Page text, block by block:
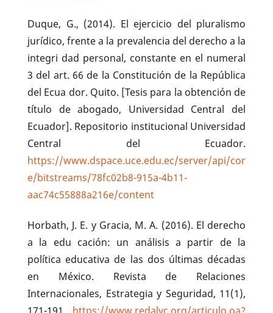
Duque, G., (2014). El ejercicio del pluralismo
jurídico, frente a la prevalencia del derecho a la
integri dad personal, constante en el numeral
3 del art. 66 de la Constitución de la República
del Ecua dor. Quito. [Tesis para la obtención de
título de abogado, Universidad Central del
Ecuador]. Repositorio institucional Universidad
Central del Ecuador.
https://www.dspace.uce.edu.ec/server/api/cor
e/bitstreams/78fc02b8-915a-4b11-
aac74c55888a216e/content
Horbath, J. E. y Gracia, M. A. (2016). El derecho
a la edu cación: un análisis a partir de la
política educativa de las dos últimas décadas
en México. Revista de Relaciones
Internacionales, Estrategia y Seguridad, 11(1),